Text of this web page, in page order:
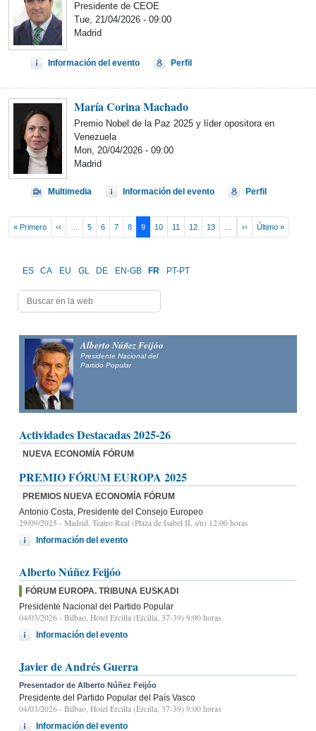
Presidente de CEOE
Tue, 21/04/2026 - 09:00
Madrid
Información del evento Perfil
María Corina Machado
Premio Nobel de la Paz 2025 y líder opositora en
Venezuela
Mon, 20/04/2026 - 09:00
Madrid
Multimedia Información del evento Perfil
Pagination
« PrimeroFirst page
‹‹ Previous page
5 6 7 8 9 10 11 12 13 ››Next page
Último »Last
ES CA EU GL DE EN-GB FR PT-PT
Alberto Núñez Feijóo
Presidente Nacional del
Partido Popular
Actividades Destacadas 2025-26
NUEVA ECONOMÍA FÓRUM
PREMIO FÓRUM EUROPA 2025
PREMIOS NUEVA ECONOMÍA FÓRUM
Antonio Costa, Presidente del Consejo Europeo
29/09/2025 - Madrid, Teatro Real (Plaza de Isabel II, s/n) 12:00 horas
Información del evento
Alberto Núñez Feijóo
FÓRUM EUROPA. TRIBUNA EUSKADI
Presidente Nacional del Partido Popular
04/03/2026 - Bilbao, Hotel Ercilla (Ercilla, 37-39) 9:00 horas
Información del evento
Javier de Andrés Guerra
Presentador de Alberto Núñez Feijóo
Presidente del Partido Popular del País Vasco
04/03/2026 - Bilbao, Hotel Ercilla (Ercilla, 37-39) 9:00 horas
Información del evento